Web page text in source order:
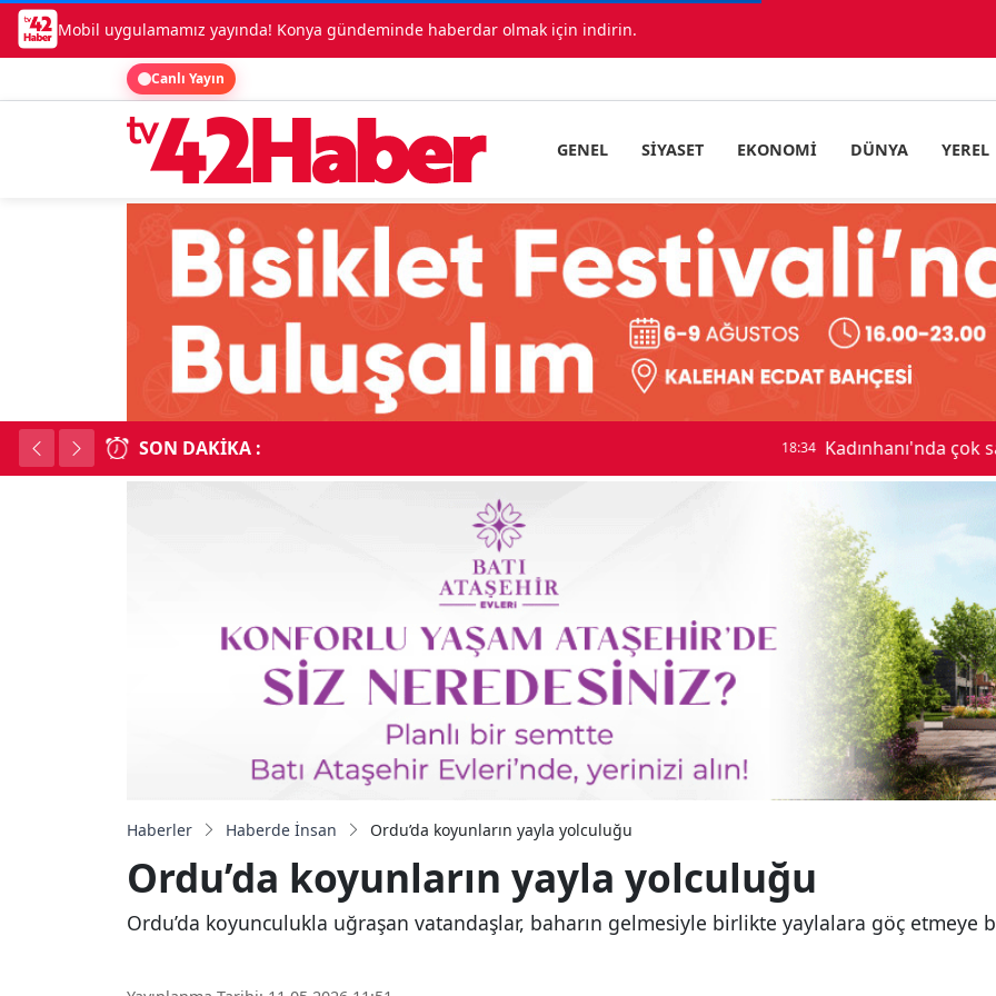
Mobil uygulamamız yayında! Konya gündeminde haberdar olmak için indirin.
Canlı Yayın
GENEL SIYASET EKONOMI DÜNYA YEREL
SON DAKIKA :
Haberler Haberde İnsan Ordu’da koyunların yayla yolculuğu
Ordu’da koyunların yayla yolculuğu
Ordu’da koyunculukla uğraşan vatandaşlar, baharın gelmesiyle birlikte yaylalara göç etmeye